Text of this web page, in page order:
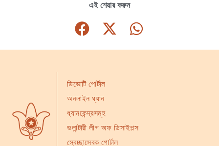
এই শেয়ার করুন
ডিভোটি পোর্টাল
অনলাইন ধ্যান
ধ্যানকেন্দ্রসমূহ
ভলান্টারী লীগ অফ ডিসাইপল্স
স্বেচ্ছাসেবক পোর্টাল